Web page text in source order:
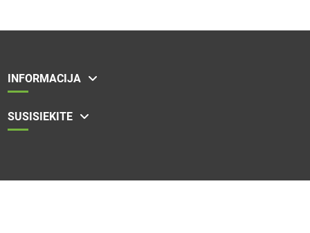
INFORMACIJA
SUSISIEKITE